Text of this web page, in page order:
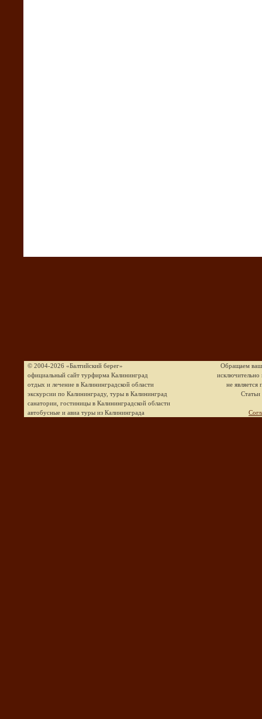
© 2004-2026 «Балтийский берег»
официальный сайт турфирма Калининград
отдых и лечение в Калининградской области
экскурсии по Калининграду, туры в Калининград
санатории, гостиницы в Калининградской области
автобусные и авиа туры из Калининграда
Обращаем
не